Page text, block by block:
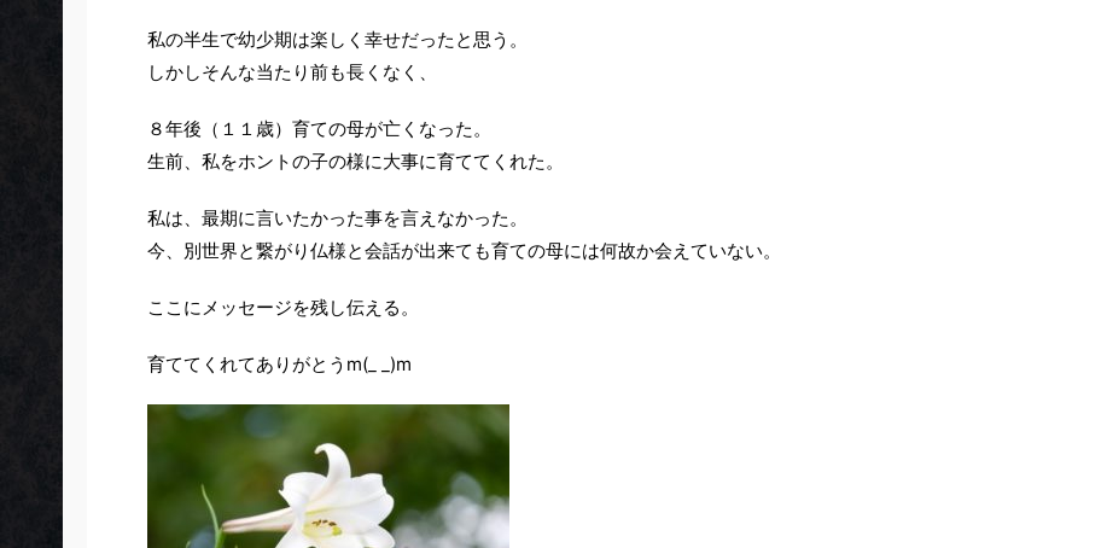
私の半生で幼少期は楽しく幸せだったと思う。
しかしそんな当たり前も長くなく、
８年後（１１歳）育ての母が亡くなった。
生前、私をホントの子の様に大事に育ててくれた。
私は、最期に言いたかった事を言えなかった。
今、別世界と繋がり仏様と会話が出来ても育ての母には何故か会えていない。
ここにメッセージを残し伝える。
育ててくれてありがとうm(_ _)m